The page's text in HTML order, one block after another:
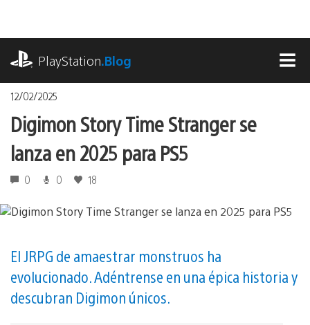
contenido
PlayStation.Blog
12/02/2025
Digimon Story Time Stranger se
lanza en 2025 para PS5
0 0 18
El JRPG de amaestrar monstruos ha
evolucionado. Adéntrense en una épica historia y
descubran Digimon únicos.